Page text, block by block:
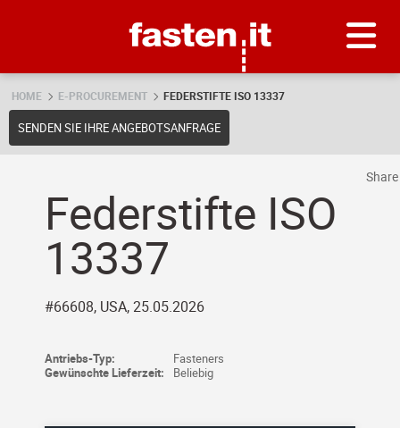
HOME E-PROCUREMENT FEDERSTIFTE ISO 13337
SENDEN SIE IHRE ANGEBOTSANFRAGE
Federstifte ISO
13337
#66608, USA, 25.05.2026
Antriebs-Typ:
Fasteners
Gewünschte Lieferzeit:
Beliebig
Share